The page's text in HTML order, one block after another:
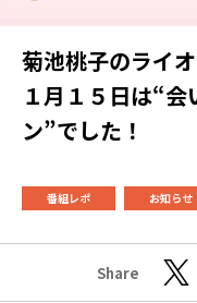
菊池桃子のライ
１月１５日は“会
ン”でした！
番組レポ お知らせ
Share